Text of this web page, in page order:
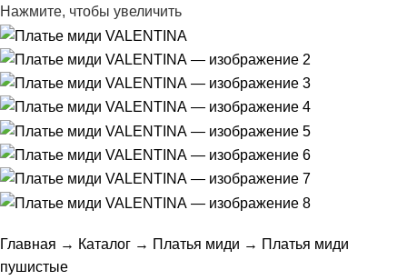
Нажмите, чтобы увеличить
Главная → Каталог → Платья миди → Платья миди
пушистые